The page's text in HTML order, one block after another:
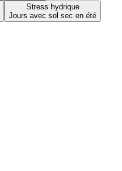
Stress hydrique
Jours avec sol sec en été